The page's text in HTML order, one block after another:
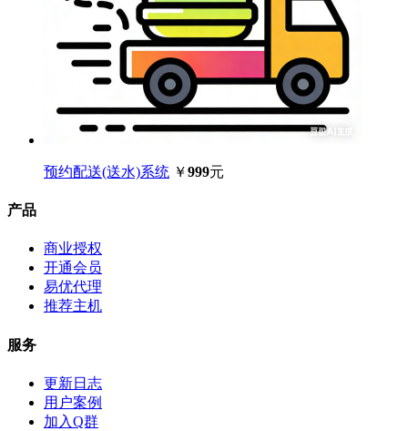
预约配送(送水)系统 ￥999元
产品
商业授权
开通会员
易优代理
推荐主机
服务
更新日志
用户案例
加入Q群